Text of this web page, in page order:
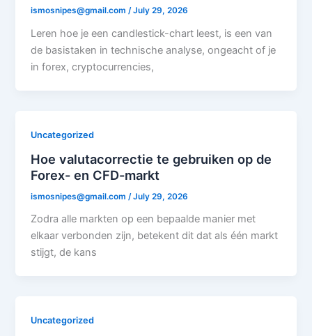
ismosnipes@gmail.com/July 29, 2026
Leren hoe je een candlestick-chart leest, is een van
de basistaken in technische analyse, ongeacht of je
in forex, cryptocurrencies,
Uncategorized
Hoe valutacorrectie te gebruiken op de
Forex- en CFD-markt
ismosnipes@gmail.com /July 29, 2026
Zodra alle markten op een bepaalde manier met
elkaar verbonden zijn, betekent dit dat als één markt
stijgt, de kans
Uncategorized